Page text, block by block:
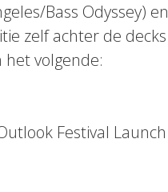
Bass Odyssey) en
zelf achter de decks
het volgende:
Festival Launch